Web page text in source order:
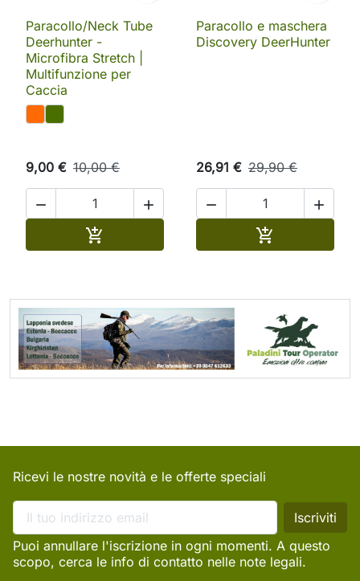
Paracollo/Neck Tube
Deerhunter -
Microfibra Stretch |
Multifunzione per
Caccia
9,00 € 10,00 €
 

Paracollo e maschera
Discovery DeerHunter
26,91 € 29,90 €
 

Ricevi le nostre novità e le offerte speciali
Puoi annullare l'iscrizione in ogni momenti. A questo
scopo, cerca le info di contatto nelle note legali.